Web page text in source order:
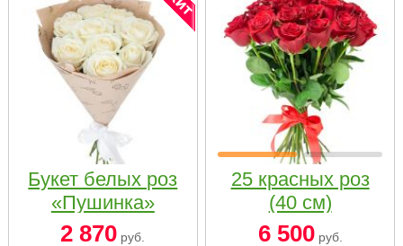
Букет белых роз
«Пушинка»
2 870 руб.
25 красных роз
(40 см)
6 500руб.